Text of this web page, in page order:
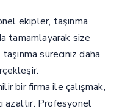
ekipler, taşınma
tamamlayarak size
süreciniz daha
bir firma ile çalışmak,
azaltır. Profesyonel